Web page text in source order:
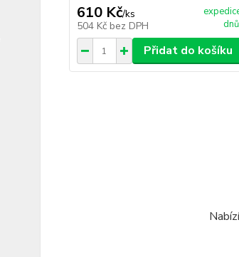
610 Kč/ks
504 Kč bez DPH
dnů
Přidat do košíku